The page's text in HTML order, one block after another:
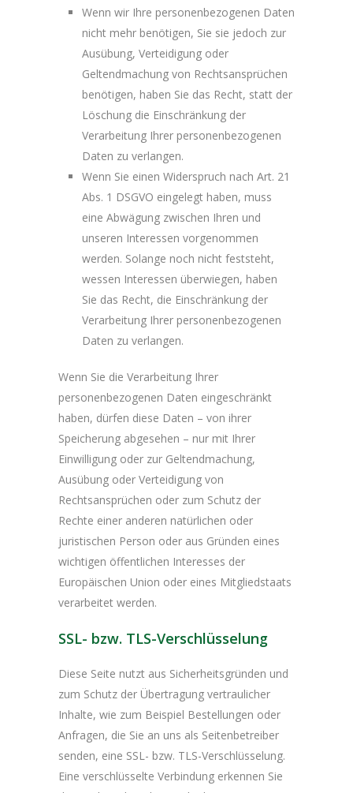
Wenn wir Ihre personenbezogenen Daten
nicht mehr benötigen, Sie sie jedoch zur
Ausübung, Verteidigung oder
Geltendmachung von Rechtsansprüchen
benötigen, haben Sie das Recht, statt der
Löschung die Einschränkung der
Verarbeitung Ihrer personenbezogenen
Daten zu verlangen.
Wenn Sie einen Widerspruch nach Art. 21
Abs. 1 DSGVO eingelegt haben, muss
eine Abwägung zwischen Ihren und
unseren Interessen vorgenommen
werden. Solange noch nicht feststeht,
wessen Interessen überwiegen, haben
Sie das Recht, die Einschränkung der
Verarbeitung Ihrer personenbezogenen
Daten zu verlangen.
Wenn Sie die Verarbeitung Ihrer
personenbezogenen Daten eingeschränkt
haben, dürfen diese Daten – von ihrer
Speicherung abgesehen – nur mit Ihrer
Einwilligung oder zur Geltendmachung,
Ausübung oder Verteidigung von
Rechtsansprüchen oder zum Schutz der
Rechte einer anderen natürlichen oder
juristischen Person oder aus Gründen eines
wichtigen öffentlichen Interesses der
Europäischen Union oder eines Mitgliedstaats
verarbeitet werden.
SSL- bzw. TLS-Verschlüsselung
Diese Seite nutzt aus Sicherheitsgründen und
zum Schutz der Übertragung vertraulicher
Inhalte, wie zum Beispiel Bestellungen oder
Anfragen, die Sie an uns als Seitenbetreiber
senden, eine SSL- bzw. TLS-Verschlüsselung.
Eine verschlüsselte Verbindung erkennen Sie